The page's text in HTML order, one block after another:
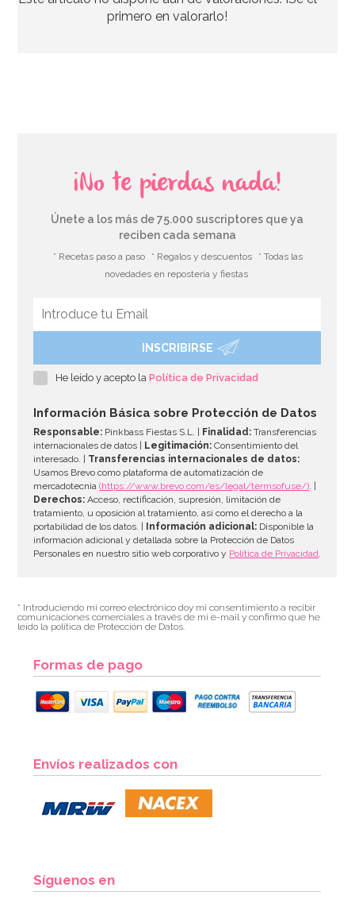
Spray Desmoldante Profesional Dubor 600 ml
AÑADIR
primero en valorarlo!
¡No te pierdas nada!
Únete a los más de 75.000 suscriptores que ya
reciben cada semana
* Recetas paso a paso * Regalos y descuentos
* Todas las
novedades en repostería y fiestas
INSCRIBIRSE
He leído y acepto laPolítica de Privacidad
Información Básica sobre Protección de Datos
Responsable: Pinkbass Fiestas S.L. | Finalidad: Transferencias
internacionales de datos |
Legitimación: Consentimiento del
interesado. | Transferencias internacionales de datos:
Usamos Brevo como plataforma de automatización de
mercadotecnia(https://www.brevo.com/es/legal/termsofuse/). |
Derechos: Acceso, rectificación, supresión, limitación de
tratamiento, u oposición al tratamiento, así como el derecho a la
portabilidad de los datos. |
Información adicional: Disponible la
información adicional y detallada sobre la Protección de Datos
Personales en nuestro sitio web corporativo y Política de Privacidad.
* Introduciendo mi correo electrónico doy mi consentimiento a recibir
comunicaciones comerciales a través de mi e-mail y confirmo que he
leído la política de Protección de Datos.
Formas de pago
Envíos realizados con
Síguenos en